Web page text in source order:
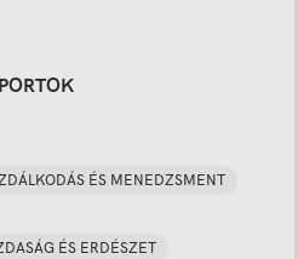
ÉS MENEDZSMENT
ÉS ERDÉSZET